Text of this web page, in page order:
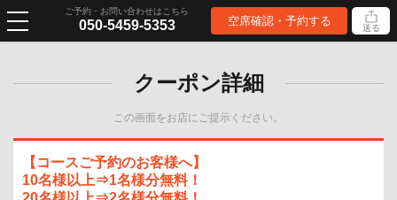
ご予約・お問い合わせはこちら
050-5459-5353 空席確認・予約する 送る
クーポン詳細
この画面をお店にご提示ください。
【コースご予約のお客様へ】
10名様以上⇒1名様分無料！